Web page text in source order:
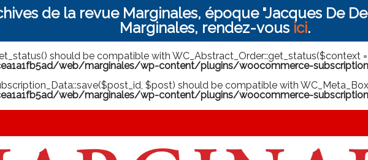
de la revue Marginales, époque "Jacques De
Marginales, rendez-vous ici.
should be compatible with WC_Abstract_Order::get_status($context
web/marginales/wp-content/plugins/woocommerce-
$post) should be compatible with
web/marginales/wp-content/plugins/woocommerce-